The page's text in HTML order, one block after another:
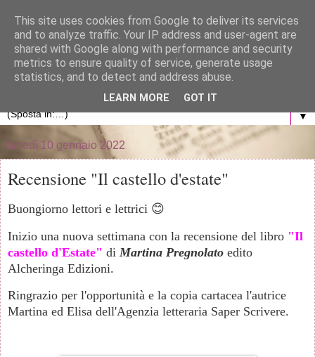
La libreria di Anna
Blog personale dedicato al mondo dei libri
▼
lunedì 10 gennaio 2022
Recensione "Il castello d'estate"
Buongiorno lettori e lettrici 😊
Inizio una nuova settimana con la recensione del libro "Il
castello d'Estate" di Martina Pregnolato edito
Alcheringa Edizioni.
Ringrazio per l'opportunità e la copia cartacea l'autrice
Martina ed Elisa dell'Agenzia letteraria Saper Scrivere.
This site uses cookies from Google to deliver its services
and to analyze traffic. Your IP address and user-agent are
shared with Google along with performance and security
metrics to ensure quality of service, generate usage
statistics, and to detect and address abuse.
LEARN MORE GOT IT